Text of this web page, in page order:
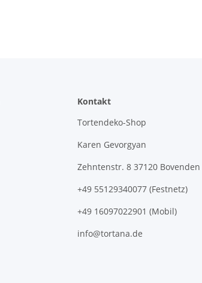
Kontakt
Tortendeko-Shop
Karen Gevorgyan
Zehntenstr. 8 37120 Bovenden
+49 55129340077 (Festnetz)
+49 16097022901 (Mobil)
info@tortana.de